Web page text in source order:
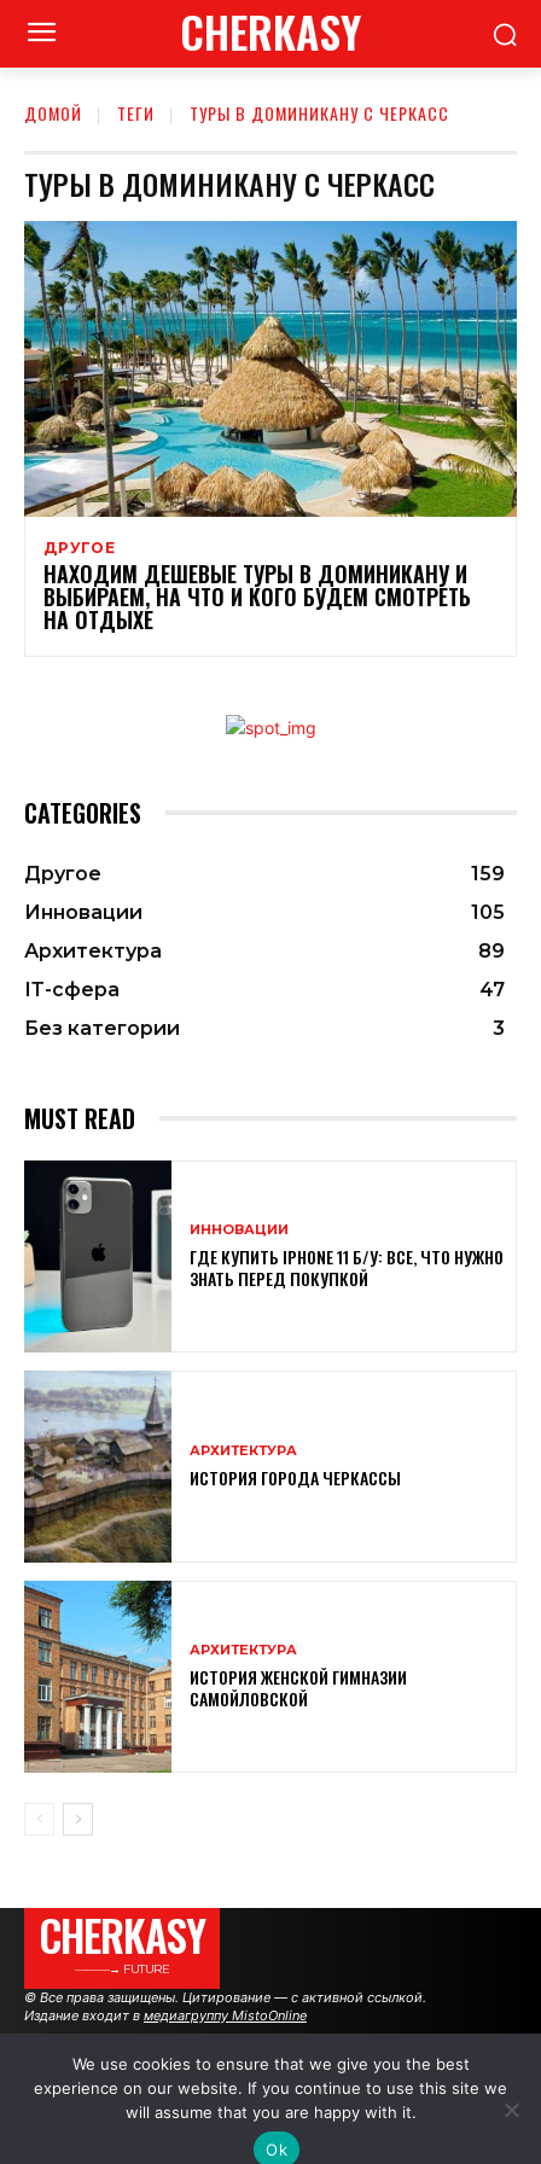
CHERKASY
ДОМОЙ ТЕГИ ТУРЫ В ДОМИНИКАНУ С ЧЕРКАСС
ТУРЫ В ДОМИНИКАНУ С ЧЕРКАСС
ДРУГОЕ
НАХОДИМ ДЕШЕВЫЕ ТУРЫ В ДОМИНИКАНУ И
ВЫБИРАЕМ, НА ЧТО И КОГО БУДЕМ СМОТРЕТЬ
НА ОТДЫХЕ
CATEGORIES
Другое
159
Инновации
105
Архитектура
89
ІТ-сфера
47
Без категории
3
MUST READ
ИННОВАЦИИ
ГДЕ КУПИТЬ IPHONE 11 Б/У: ВСЕ, ЧТО НУЖНО
ЗНАТЬ ПЕРЕД ПОКУПКОЙ
АРХИТЕКТУРА
ИСТОРИЯ ГОРОДА ЧЕРКАССЫ
АРХИТЕКТУРА
ИСТОРИЯ ЖЕНСКОЙ ГИМНАЗИИ
САМОЙЛОВСКОЙ
CHERKASY
———→ FUTURE
© Все права защищены. Цитирование — с активной ссылкой.
Издание входит в медиагруппу MistoOnline
АВТОРЫ РЕКЛАМА НА САЙТЕ
We use cookies to ensure that we give you the best
experience on our website. If you continue to use this site we
will assume that you are happy with it.
Ok